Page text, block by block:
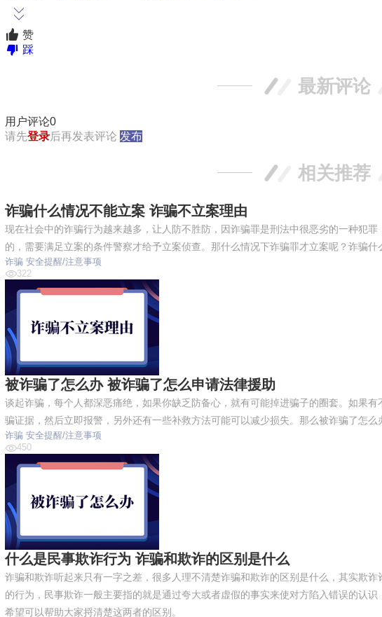
赞
踩
最新评论
用户评论0
请先登录后再发表评论 发布
相关推荐
诈骗什么情况不能立案 诈骗不立案理由
现在社会中的诈骗行为越来越多，让人防不胜防，因诈骗罪是刑法中很恶劣的一种犯
的，需要满足立案的条件警察才给予立案侦查。那什么情况下诈骗罪才立案呢？诈骗什
诈骗 安全提醒/注意事项
322
被诈骗了怎么办 被诈骗了怎么申请法律援助
谈起诈骗，每个人都深恶痛绝，如果你缺乏防备心，就有可能掉进骗子的圈套。如果
骗证据，然后立即报警，另外还有一些补救方法可能可以减少损失。那么被诈骗了怎么
诈骗 安全提醒/注意事项
450
什么是民事欺诈行为 诈骗和欺诈的区别是什么
诈骗和欺诈听起来只有一字之差，很多人理不清楚诈骗和欺诈的区别是什么，其实欺
的行为，民事欺诈一般主要指的就是通过夸大或者虚假的事实来使对方陷入错误的认
希望可以帮助大家捋清楚这两者的区别。